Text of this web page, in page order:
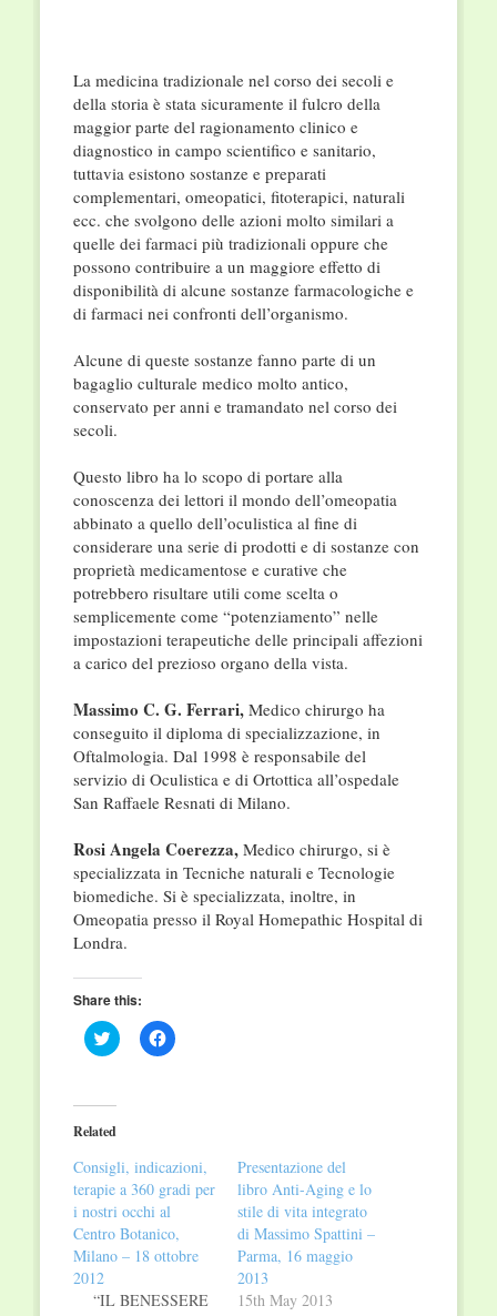
La medicina tradizionale nel corso dei secoli e
della storia è stata sicuramente il fulcro della
maggior parte del ragionamento clinico e
diagnostico in campo scientifico e sanitario,
tuttavia esistono sostanze e preparati
complementari, omeopatici, fitoterapici, naturali
ecc. che svolgono delle azioni molto similari a
quelle dei farmaci più tradizionali oppure che
possono contribuire a un maggiore effetto di
disponibilità di alcune sostanze farmacologiche e
di farmaci nei confronti dell’organismo.
Alcune di queste sostanze fanno parte di un
bagaglio culturale medico molto antico,
conservato per anni e tramandato nel corso dei
secoli.
Questo libro ha lo scopo di portare alla
conoscenza dei lettori il mondo dell’omeopatia
abbinato a quello dell’oculistica al fine di
considerare una serie di prodotti e di sostanze con
proprietà medicamentose e curative che
potrebbero risultare utili come scelta o
semplicemente come “potenziamento” nelle
impostazioni terapeutiche delle principali affezioni
a carico del prezioso organo della vista.
Massimo C. G. Ferrari,Medico chirurgo ha
conseguito il diploma di specializzazione, in
Oftalmologia. Dal 1998 è responsabile del
servizio di Oculistica e di Ortottica all’ospedale
San Raffaele Resnati di Milano.
Rosi Angela Coerezza,Medico chirurgo, si è
specializzata in Tecniche naturali e Tecnologie
biomediche. Si è specializzata, inoltre, in
Omeopatia presso il Royal Homepathic Hospital di
Londra.
Share this:
Click
to
(Opens
in
new
Click
to
Related
Consigli, indicazioni,
terapie a 360 gradi per
i nostri occhi al
Centro Botanico,
Milano – 18 ottobre
2012
“IL BENESSERE
Presentazione del
libro Anti-Aging e lo
stile di vita integrato
di Massimo Spattini –
Parma, 16 maggio
2013
15th May 2013